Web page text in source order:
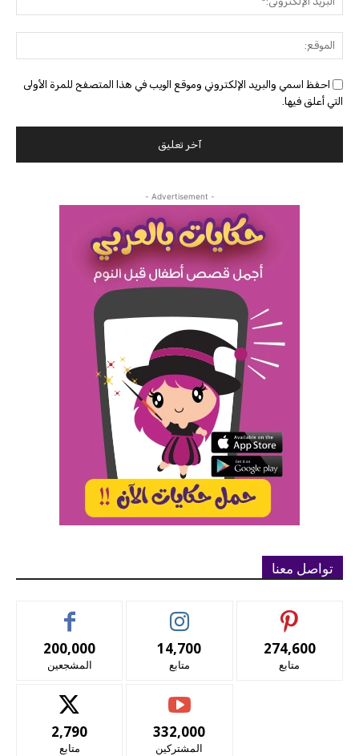
احفظ اسمي والبريد الإلكتروني وموقع الويب في هذا المتصفح للمرة الأولى
التي أعلق فيها.
- Advertisement -
تواصل معنا
200,000
المشجعين
14,700
متابع
274,600
متابع
2,790
متابع
332,000
المشتركين